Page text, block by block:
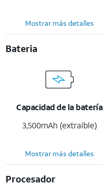
Mostrar más detalles
Bateria
Capacidad de la batería
3,500mAh (extraíble)
Mostrar más detalles
Procesador